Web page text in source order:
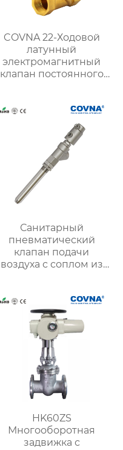
COVNA 22-Ходовой
латунный
электромагнитный
клапан постоянного
Санитарный
пневматический
клапан подачи
воздуха с соплом из
HK60ZS
Многооборотная
задвижка с